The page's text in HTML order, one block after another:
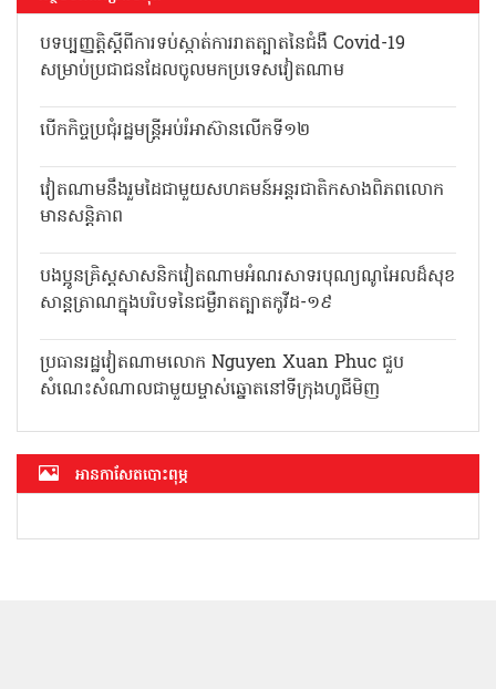
បទប្បញ្ញត្តិស្តីពីការទប់ស្កាត់ការរាតត្បាតនៃជំងឺ Covid-19
សម្រាប់ប្រជាជនដែលចូលមកប្រទេសវៀតណាម
បើកកិច្ចប្រជុំរដ្ឋមន្ត្រីអប់រំអាស៊ានលើកទី១២
វៀតណាមនឹងរួមដៃជាមួយសហគមន៍អន្តរជាតិកសាងពិភពលោក
មានសន្តិភាព
បងប្អូនគ្រិស្តសាសនិកវៀតណាមអំណរសាទរបុណ្យណូអែលដ៏សុខ
សាន្តត្រាណក្នុងបរិបទនៃជម្ងឺរាតត្បាតកូវីដ-១៩
ប្រធានរដ្ឋវៀតណាមលោក Nguyen Xuan Phuc ជួប
សំណេះសំណាលជាមួយម្ចាស់ឆ្នោតនៅទីក្រុងហូជីមិញ
អាន​កាសែត​បោះពុម្ភ